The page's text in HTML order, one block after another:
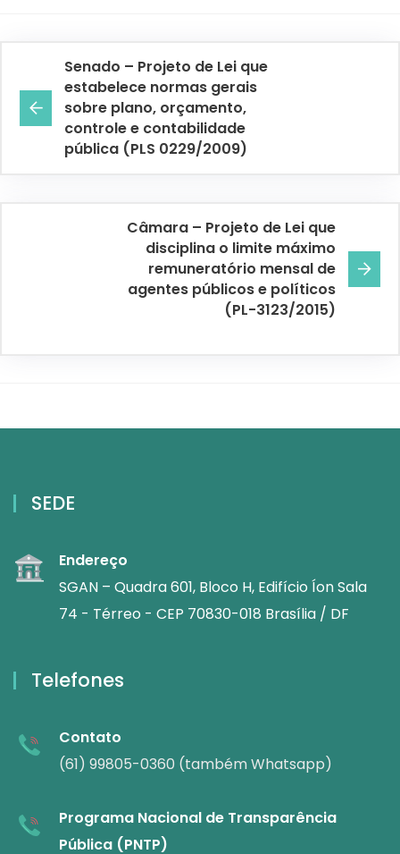
Senado – Projeto de Lei que
estabelece normas gerais
sobre plano, orçamento,
controle e contabilidade
pública (PLS 0229/2009)
Câmara – Projeto de Lei que
disciplina o limite máximo
remuneratório mensal de
agentes públicos e políticos
(PL-3123/2015)
SEDE
Endereço
SGAN – Quadra 601, Bloco H, Edifício Íon Sala
74 - Térreo - CEP 70830-018 Brasília / DF
Telefones
Contato
(61) 99805-0360 (também Whatsapp)
Programa Nacional de Transparência
Pública (PNTP)